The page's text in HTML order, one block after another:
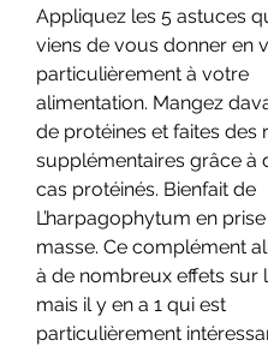
Appliquez les 5 astuces
viens de vous donner en
particulièrement à votre
alimentation. Mangez
de protéines et faites des
supplémentaires grâce à
cas protéinés. Bienfait de
L’harpagophytum en
masse. Ce complément
à de nombreux effets sur
mais il y en a 1 qui est
particulièrement